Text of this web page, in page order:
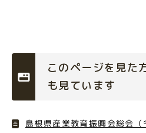
このページを見た
も見ています
島根県産業教育振興会総会（